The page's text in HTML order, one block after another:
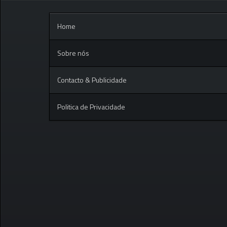
Home
Sobre nós
Contacto & Publicidade
Politica de Privacidade